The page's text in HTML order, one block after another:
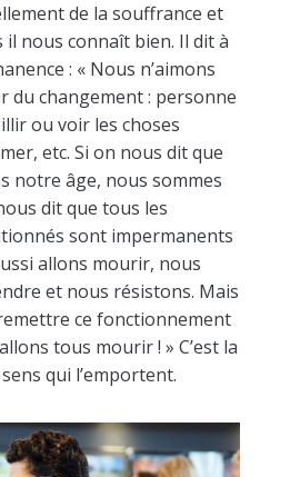
de la souffrance et
il nous connaît bien. Il dit à
: « Nous n’aimons
du changement : personne
ou voir les choses
etc. Si on nous dit que
notre âge, nous sommes
dit que tous les
sont impermanents
allons mourir, nous
et nous résistons. Mais
ce fonctionnement
tous mourir ! » C’est la
qui l’emportent.